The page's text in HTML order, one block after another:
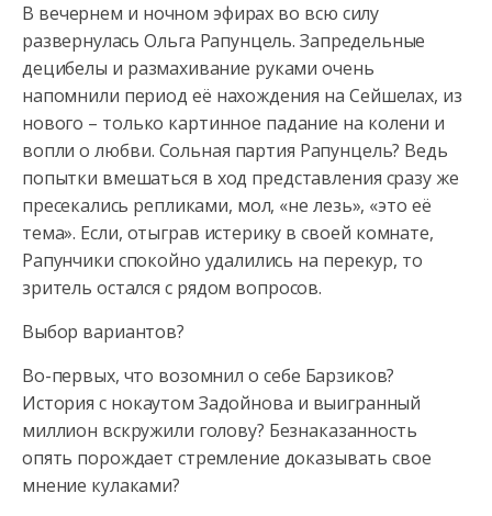
В вечернем и ночном эфирах во всю силу
развернулась Ольга Рапунцель. Запредельные
децибелы и размахивание руками очень
напомнили период её нахождения на Сейшелах, из
нового – только картинное падание на колени и
вопли о любви. Сольная партия Рапунцель? Ведь
попытки вмешаться в ход представления сразу же
пресекались репликами, мол, «не лезь», «это её
тема». Если, отыграв истерику в своей комнате,
Рапунчики спокойно удалились на перекур, то
зритель остался с рядом вопросов.
Выбор вариантов?
Во-первых, что возомнил о себе Барзиков?
История с нокаутом Задойнова и выигранный
миллион вскружили голову? Безнаказанность
опять порождает стремление доказывать свое
мнение кулаками?